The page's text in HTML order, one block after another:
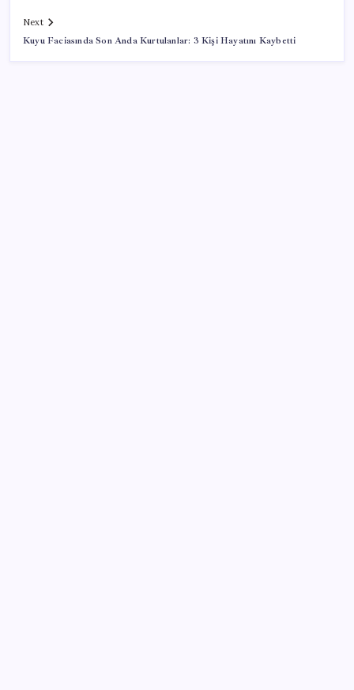
Next
Kuyu Faciasında Son Anda Kurtulanlar: 3 Kişi Hayatını Kaybetti